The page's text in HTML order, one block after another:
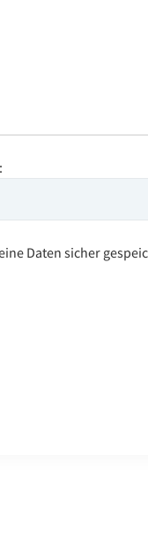
Daten sicher